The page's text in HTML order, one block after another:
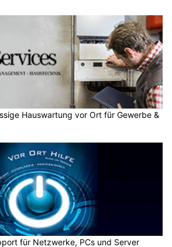
Hauswartung vor Ort für Gewerbe &
für Netzwerke, PCs und Server